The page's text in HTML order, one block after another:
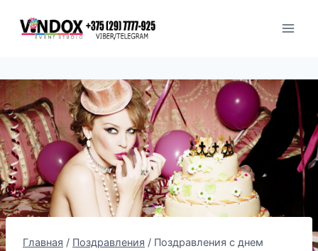
Главная / Поздравления / Поздравления с днем